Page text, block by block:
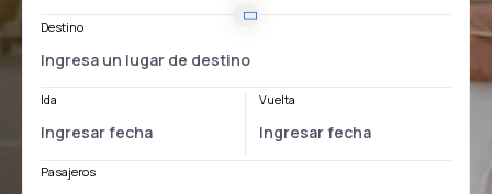
Destino
Ida Vuelta
Pasajeros